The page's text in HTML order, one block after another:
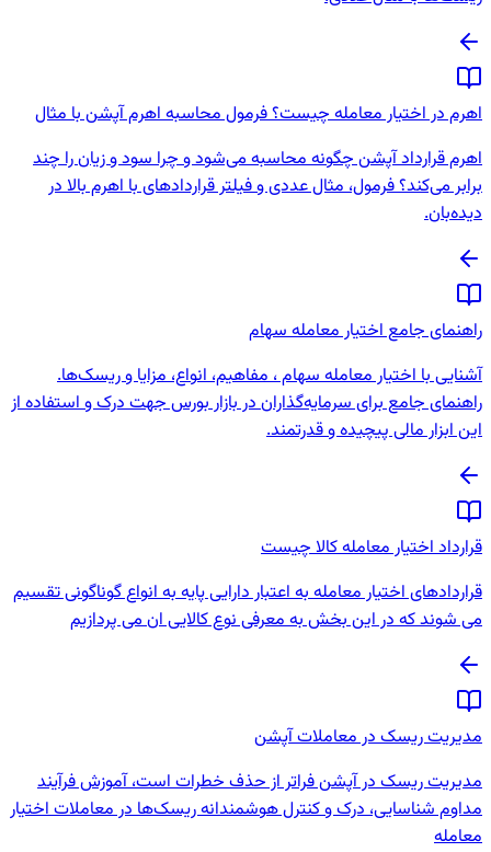
اهرم در اختیار معامله چیست؟ فرمول محاسبه اهرم آپشن با مثال
اهرم قرارداد آپشن چگونه محاسبه می‌شود و چرا سود و زیان را چند
برابر می‌کند؟ فرمول، مثال عددی و فیلتر قراردادهای با اهرم بالا در
دیده‌بان.
راهنمای جامع اختیار معامله سهام
آشنایی با اختیار معامله سهام ، مفاهیم، انواع، مزایا و ریسک‌ها.
راهنمای جامع برای سرمایه‌گذاران در بازار بورس جهت درک و استفاده از
این ابزار مالی پیچیده و قدرتمند.
قرارداد اختیار معامله کالا چیست
قراردادهای اختیار معامله به اعتبار دارایی پایه به انواع گوناگونی تقسیم
می شوند که در این بخش به معرفی نوع کالایی ان می پردازیم
مدیریت ریسک در معاملات آپشن
مدیریت ریسک در آپشن فراتر از حذف خطرات است، آموزش فرآیند
مداوم شناسایی، درک و کنترل هوشمندانه ریسک‌ها در معاملات اختیار
معامله